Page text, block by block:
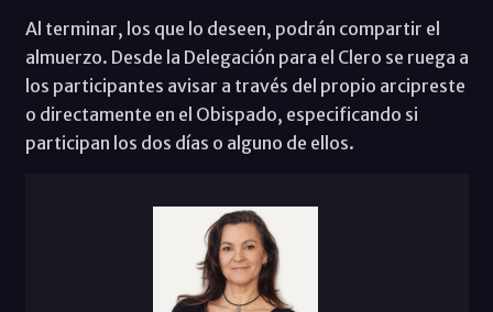
Al terminar, los que lo deseen, podrán compartir el
almuerzo. Desde la Delegación para el Clero se ruega a
los participantes avisar a través del propio arcipreste
o directamente en el Obispado, especificando si
participan los dos días o alguno de ellos.